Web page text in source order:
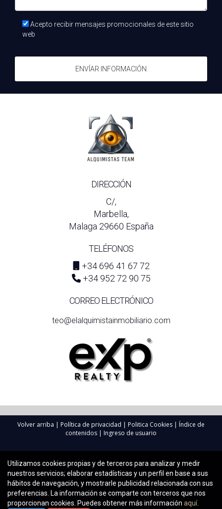
Acepto recibir mensajes promocionales de este sitio
web
ENVÍAR INFORMACIÓN
DIRECCIÓN
C/,
Marbella,
Malaga 29660 España
TELÉFONOS
+34 696 41 67 72
+34 952 72 90 75
CORREO ELECTRÓNICO
teo@elalquimistainmobiliario.com
Volver arriba | Política de privacidad | Politica Cookies | Índice de
contenidos | Ingreso de usuario
Utilizamos cookies propias y de terceros para analizar y medir
nuestros servicios; elaborar estadísticas y un perfil en base a sus
hábitos de navegación, y mostrarle publicidad relacionada con sus
preferencias. La información se comparte con terceros que nos
proporcionan cookies. Puedes obtener más información aquí.